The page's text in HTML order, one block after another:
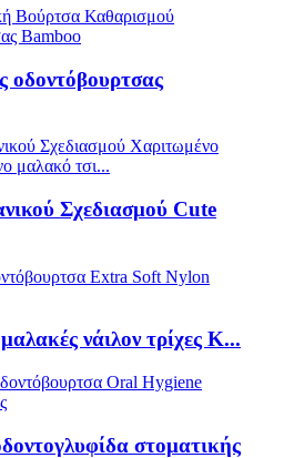
οδοντόβουρτσας
Σχεδιασμού Cute
νάιλον τρίχες K...
στοματικής